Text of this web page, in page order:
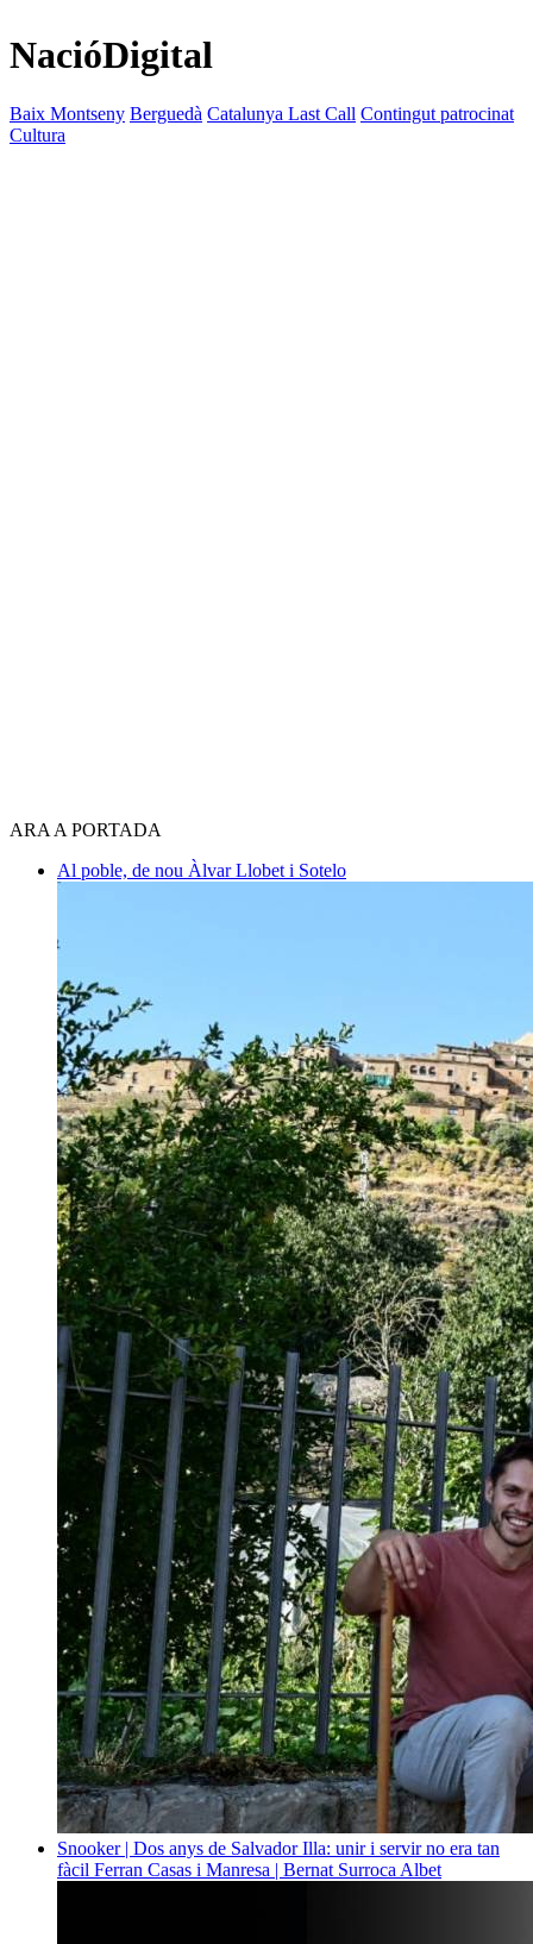
NacióDigital
Baix Montseny Berguedà Catalunya Last Call Contingut patrocinat
Cultura
ARA A PORTADA
Al poble, de nou Àlvar Llobet i Sotelo
Snooker | Dos anys de Salvador Illa: unir i servir no era tan
fàcil Ferran Casas i Manresa | Bernat Surroca Albet